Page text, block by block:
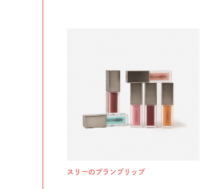
スリーのプランプリップ